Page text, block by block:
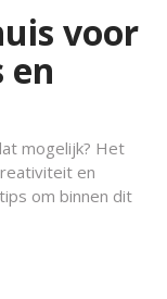
voor
en
mogelijk? Het
en
om binnen dit